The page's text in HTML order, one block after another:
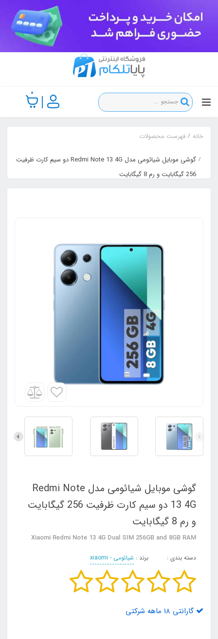
0
خانه فهرست محصولات
گوشی موبایل شیائومی مدل Redmi Note 13 4G دو سیم کارت ظرفیت
256 گیگابایت و رم 8 گیگابایت
گوشی موبایل شیائومی مدل Redmi Note
13 4G دو سیم کارت ظرفیت 256 گیگابایت
و رم 8 گیگابایت
Xiaomi Redmi Note 13 4G Dual SIM 256GB and 8GB RAM
دسته بندی : برند : شیائومی - xiaomi
گارانتی 18 ماهه شرکتی